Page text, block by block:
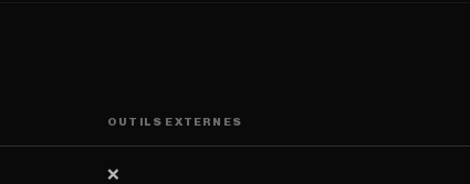
OUTILS EXTERNES
❌